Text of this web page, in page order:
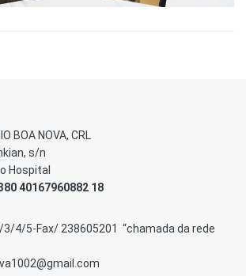
BOA NOVA, CRL
s/n
Hospital
40167960882 18
4/5-Fax/ 238605201 “chamada da rede